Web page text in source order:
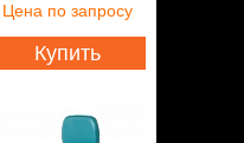
Цена по запросу
Купить